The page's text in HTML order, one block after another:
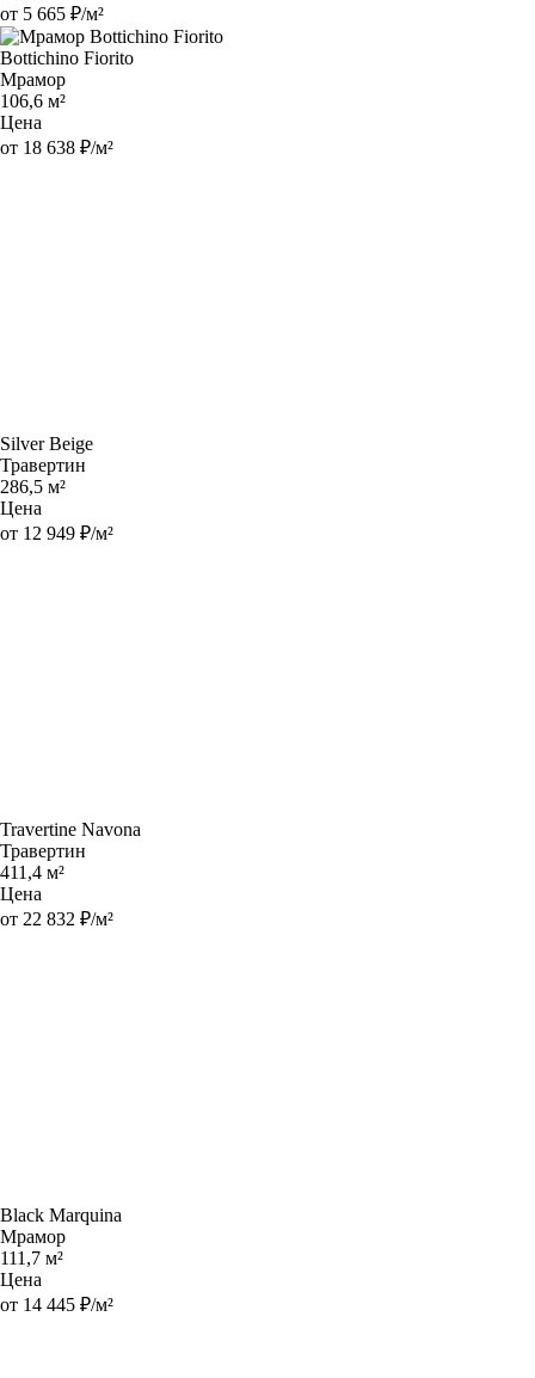
от 5 665 ₽/м²
Bottichino Fiorito
Мрамор
106,6 м²
Цена
от 18 638 ₽/м²
Silver Beige
Травертин
286,5 м²
Цена
от 12 949 ₽/м²
Travertine Navona
Травертин
411,4 м²
Цена
от 22 832 ₽/м²
Black Marquina
Мрамор
111,7 м²
Цена
от 14 445 ₽/м²